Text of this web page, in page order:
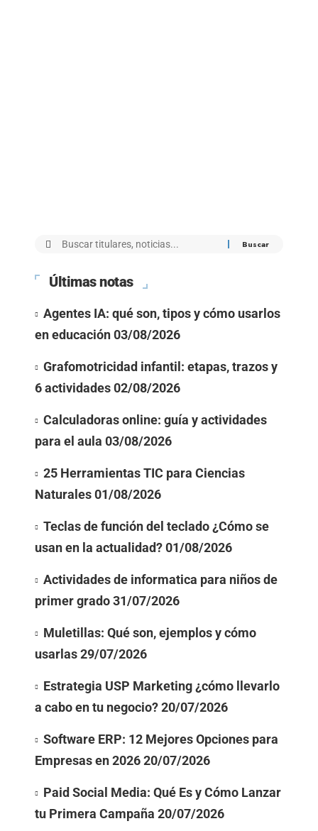
Últimas notas
Agentes IA: qué son, tipos y cómo usarlos
en educación03/08/2026
Grafomotricidad infantil: etapas, trazos y
6 actividades02/08/2026
Calculadoras online: guía y actividades
para el aula 03/08/2026
25 Herramientas TIC para Ciencias
Naturales01/08/2026
Teclas de función del teclado ¿Cómo se
usan en la actualidad?01/08/2026
Actividades de informatica para niños de
primer grado31/07/2026
Muletillas: Qué son, ejemplos y cómo
usarlas29/07/2026
Estrategia USP Marketing ¿cómo llevarlo
a cabo en tu negocio?20/07/2026
Software ERP: 12 Mejores Opciones para
Empresas en 202620/07/2026
Paid Social Media: Qué Es y Cómo Lanzar
tu Primera Campaña 20/07/2026